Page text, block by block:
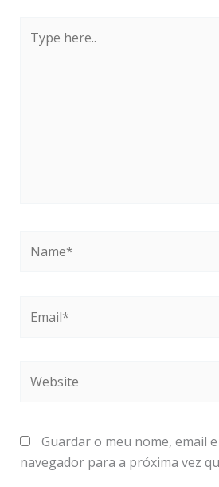
here..
Guardar o meu nome, email
navegador para a próxima vez